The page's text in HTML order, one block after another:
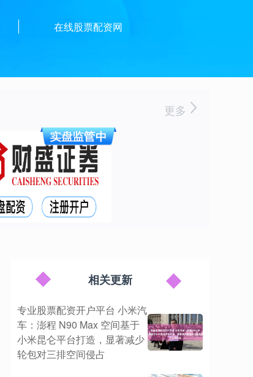
在线股票配资网
更多
相关更新
专业股票配资开户平台 小米汽
车：澎程 N90 Max 空间基于
小米昆仑平台打造，显著减少
轮包对三排空间侵占